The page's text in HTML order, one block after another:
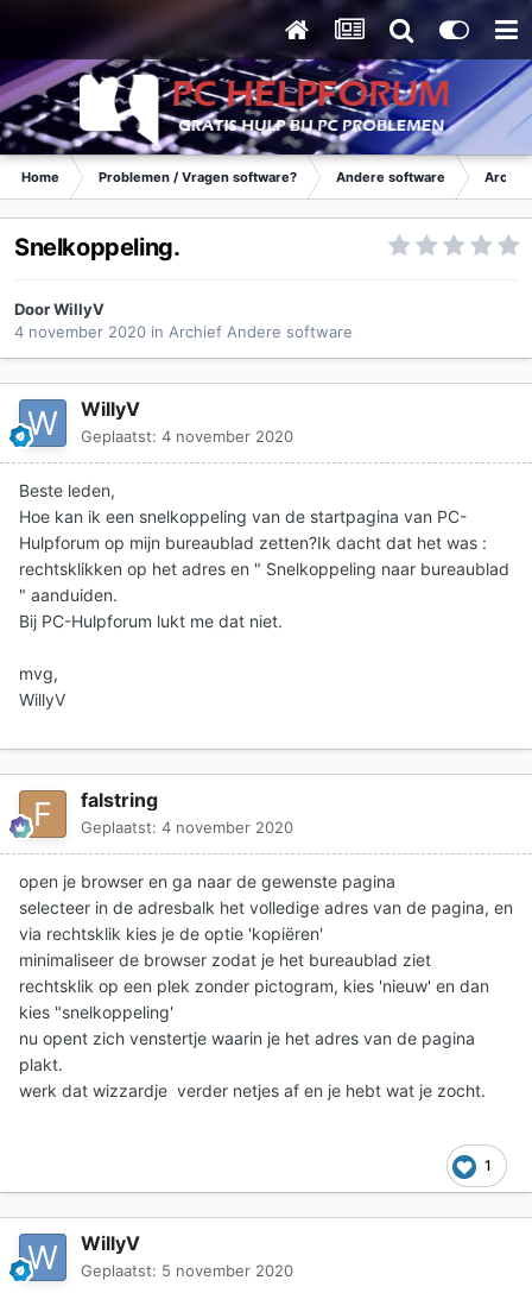
Home Problemen / Vragen software? Andere software
Snelkoppeling.
DoorWillyV
4 november 2020 in Archief Andere software
WillyV
Geplaatst: 4 november 2020
Beste leden,
Hoe kan ik een snelkoppeling van de startpagina van PC-
Hulpforum op mijn bureaublad zetten?Ik dacht dat het was :
rechtsklikken op het adres en " Snelkoppeling naar bureaublad
" aanduiden.
Bij PC-Hulpforum lukt me dat niet.
mvg,
WillyV
falstring
Geplaatst: 4 november 2020
open je browser en ga naar de gewenste pagina
selecteer in de adresbalk het volledige adres van de pagina, en
via rechtsklik kies je de optie 'kopiëren'
minimaliseer de browser zodat je het bureaublad ziet
rechtsklik op een plek zonder pictogram, kies 'nieuw' en dan
kies "snelkoppeling'
nu opent zich venstertje waarin je het adres van de pagina
plakt.
werk dat wizzardje verder netjes af en je hebt wat je zocht.
1
WillyV
Geplaatst: 5 november 2020